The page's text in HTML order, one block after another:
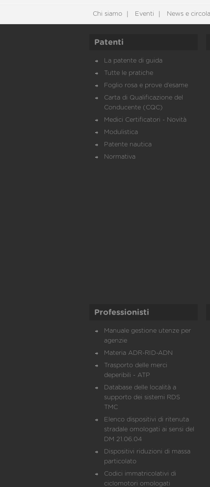
Chi siamo Eventi News e
Patenti
La patente di guida
Tutte le pratiche
Foglio rosa e prove d’esame
Carta di Qualificazione del
Conducente (CQC)
Medici Certificatori - Novità
Modulistica
Patente nautica
Normativa
Professionisti
Manuale gestione utenze per
agenzie
Materia ADR-RID-ADN
Trasporto delle merci
deperibili - ATP
Database delle località a
supporto dei sistemi RDS
TMC
Elenco dispositivi di ritenuta
stradale omologati ai sensi del
DM 21.06.04
Dispositivi riduzioni di massa
particolato
Codici immatricolativi di
ciclomotori omologati